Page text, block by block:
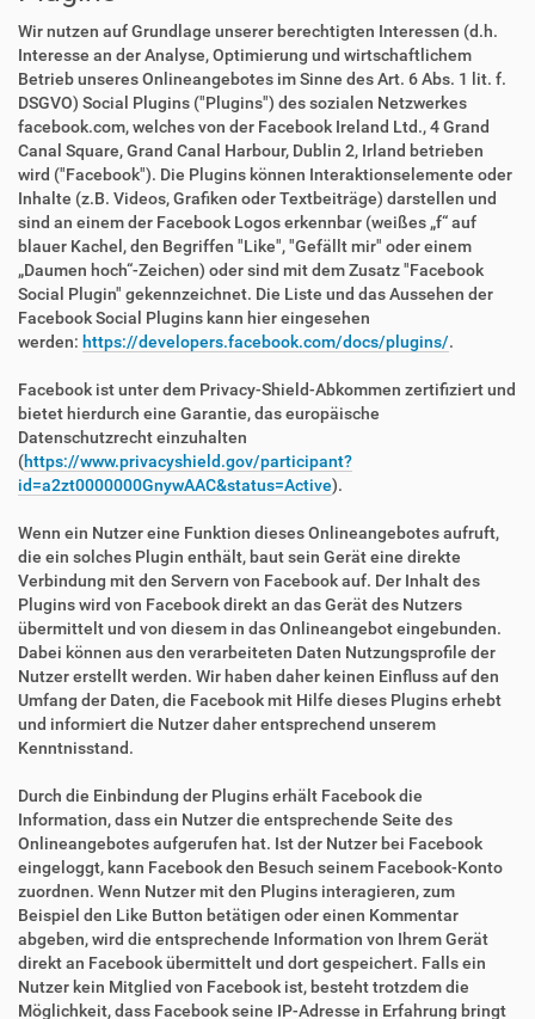
Wir nutzen auf Grundlage unserer berechtigten Interessen (d.h.
Interesse an der Analyse, Optimierung und wirtschaftlichem
Betrieb unseres Onlineangebotes im Sinne des Art. 6 Abs. 1 lit. f.
DSGVO) Social Plugins ("Plugins") des sozialen Netzwerkes
facebook.com, welches von der Facebook Ireland Ltd., 4 Grand
Canal Square, Grand Canal Harbour, Dublin 2, Irland betrieben
wird ("Facebook"). Die Plugins können Interaktionselemente oder
Inhalte (z.B. Videos, Grafiken oder Textbeiträge) darstellen und
sind an einem der Facebook Logos erkennbar (weißes „f“ auf
blauer Kachel, den Begriffen "Like", "Gefällt mir" oder einem
„Daumen hoch“-Zeichen) oder sind mit dem Zusatz "Facebook
Social Plugin" gekennzeichnet. Die Liste und das Aussehen der
Facebook Social Plugins kann hier eingesehen
werden: https://developers.facebook.com/docs/plugins/.
Facebook ist unter dem Privacy-Shield-Abkommen zertifiziert und
bietet hierdurch eine Garantie, das europäische
Datenschutzrecht einzuhalten
(https://www.privacyshield.gov/participant?
id=a2zt0000000GnywAAC&status=Active).
Wenn ein Nutzer eine Funktion dieses Onlineangebotes aufruft,
die ein solches Plugin enthält, baut sein Gerät eine direkte
Verbindung mit den Servern von Facebook auf. Der Inhalt des
Plugins wird von Facebook direkt an das Gerät des Nutzers
übermittelt und von diesem in das Onlineangebot eingebunden.
Dabei können aus den verarbeiteten Daten Nutzungsprofile der
Nutzer erstellt werden. Wir haben daher keinen Einfluss auf den
Umfang der Daten, die Facebook mit Hilfe dieses Plugins erhebt
und informiert die Nutzer daher entsprechend unserem
Kenntnisstand.
Durch die Einbindung der Plugins erhält Facebook die
Information, dass ein Nutzer die entsprechende Seite des
Onlineangebotes aufgerufen hat. Ist der Nutzer bei Facebook
eingeloggt, kann Facebook den Besuch seinem Facebook-Konto
zuordnen. Wenn Nutzer mit den Plugins interagieren, zum
Beispiel den Like Button betätigen oder einen Kommentar
abgeben, wird die entsprechende Information von Ihrem Gerät
direkt an Facebook übermittelt und dort gespeichert. Falls ein
Nutzer kein Mitglied von Facebook ist, besteht trotzdem die
Möglichkeit, dass Facebook seine IP-Adresse in Erfahrung bringt